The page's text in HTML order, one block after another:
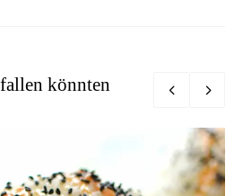
könnten